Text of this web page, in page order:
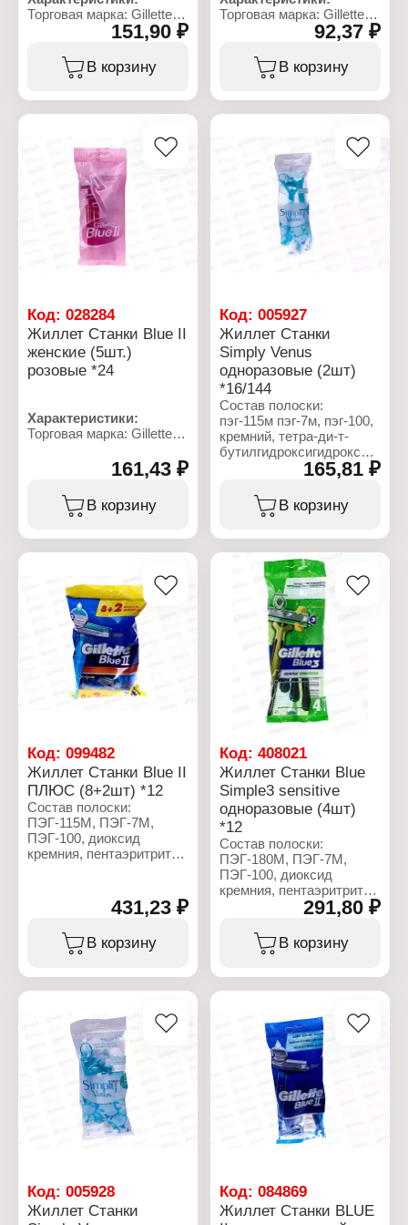
Вариация: одноразовые
Назначение: для бритья
Особенность: с
увлажняющей полоской
Количество лезвий: 2
Количество: 9 + 1 шт
Торговая марка: Gillette
Тип товара: Станки
Вариация: одноразовые
Назначение: для бритья
Особенность: с
Количество: 4 + 1 шт
151,90 ₽
В корзину
Торговая марка: Gillette
Тип товара: Станки
Вариация: одноразовые
Назначение: для бритья
Особенность: с
92,37 ₽
В корзину
Код: 028284
Жиллет Станки Blue II
женские (5шт.)
розовые *24
Характеристики:
Торговая марка: Gillette
Тип товара: Станки
Вариация: одноразовые
Назначение: для бритья
Особенность: с
Количество лезвий: 2
лезвия
161,43 ₽
В корзину
Код:005927
Жиллет Станки
Simply Venus
одноразовые (2шт)
*16/144
Состав полоски:
пэг-115м пэг-7м, пэг-100,
кремний, тетра-ди-т-
пентаэритритила, сок
листьев алоэ вера,
токоферилацетат,
трис(ди-т-бутил)фосфит,
Характеристики:
Торговая марка: Gillette
Бренд: Venus
Серия: Simply
Тип товара: Станки
Вариация: одноразовые
Назначение: для бритья
Особенность: с
увлажняющей полоской
Количество лезвий: 2
165,81 ₽
В корзину
Код: 099482
Жиллет Станки Blue II
ПЛЮС (8+2шт) *12
Состав полоски:
ПЭГ-115М, ПЭГ-7М,
ПЭГ-100, диоксид
кремния, пентаэритритил
сок листьев алоэ вера,
токоферилацетат,
трис(ди-т-бутил)фосфит,
БГТ, гликоль.
Характеристики:
Торговая марка: Gillette
Тип товара: Станки
Вариация: одноразовые
Назначение: для бритья
Особенность: с
увлажняющей полоской
Количество лезвий: 2
Комплектация: 8 + 2 шт
431,23 ₽
В корзину
Код:408021
Жиллет Станки Blue
Simple3 sensitive
одноразовые (4шт)
*12
Состав полоски:
ПЭГ-180М, ПЭГ-7М,
ПЭГ-100, диоксид
кремния, пентаэритритил
тетра-ди-трет-
сок листьев алоэ вера,
бутилгидрокситолуол,
Торговая марка: Gillette
Серия: Blue 3 Simple
Sensitive
Тип товара: Станки
Вариация: одноразовые
Назначение: для бритья
Особенность: с
увлажняющей полоской
Количество лезвий: 3
291,80 ₽
В корзину
Код: 005928
Жиллет Станки
Код:084869
Жиллет Станки BLUE